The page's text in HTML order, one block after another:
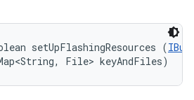
setUpFlashingResources (
File> keyAndFiles)